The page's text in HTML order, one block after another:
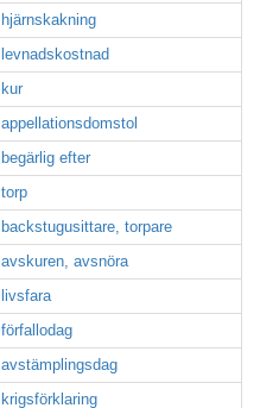
hjärnskakning
levnadskostnad
kur
appellationsdomstol
begärlig efter
torp
backstugusittare, torpare
avskuren, avsnöra
livsfara
förfallodag
avstämplingsdag
krigsförklaring